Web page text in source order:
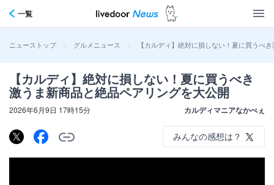
一覧
ニューストップ > グルメニュース > 【カルディ】絶対に損しない！夏に買うべ
【カルディ】絶対に損しない！夏に買うべき
激うま新商品と絶品ペアリングを大公開
2026年6月9日 17時15分 カルディマニアなかべぇ
みんなの感想は？